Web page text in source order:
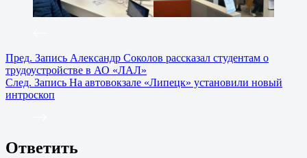
Пред. Запись Александр Соколов рассказал студентам о
трудоустройстве в АО «ЛАЛ»
След. Запись На автовокзале «Липецк» установили новый
интроскоп
Ответить